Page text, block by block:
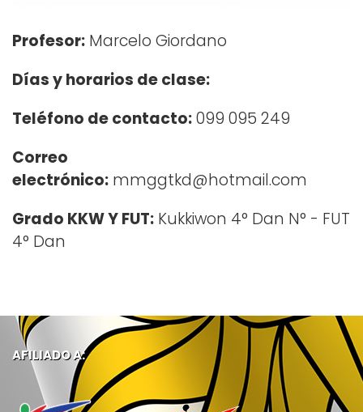
Profesor: Marcelo Giordano
Días y horarios de clase:
Teléfono de contacto:099 095 249
Correo
electrónico: mmggtkd@hotmail.com
Grado KKW Y FUT: Kukkiwon 4° Dan N° - FUT
4° Dan
AFILIADO A: